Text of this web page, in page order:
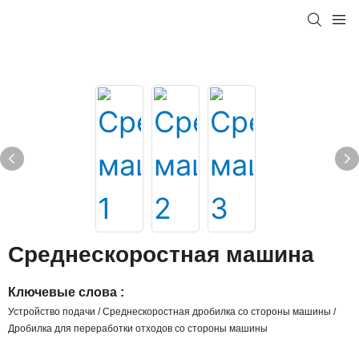
Среднескоростная машина
Ключевые слова :
Устройство подачи / Среднескоростная дробилка со стороны машины /
Дробилка для переработки отходов со стороны машины